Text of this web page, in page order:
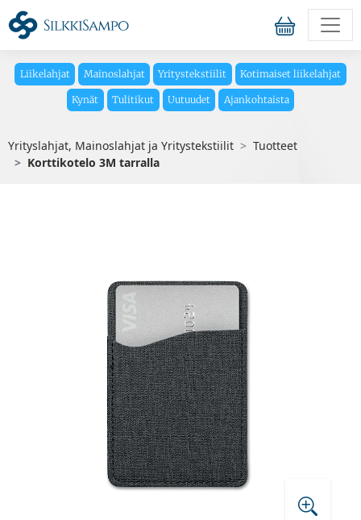
Liikelahjat Mainoslahjat Yritystekstiilit Kotimaiset liikelahjat
Kynät Tulitikut Uutuudet Ajankohtaista
Yrityslahjat, Mainoslahjat ja Yritystekstiilit
Tuotteet
Korttikotelo 3M tarralla